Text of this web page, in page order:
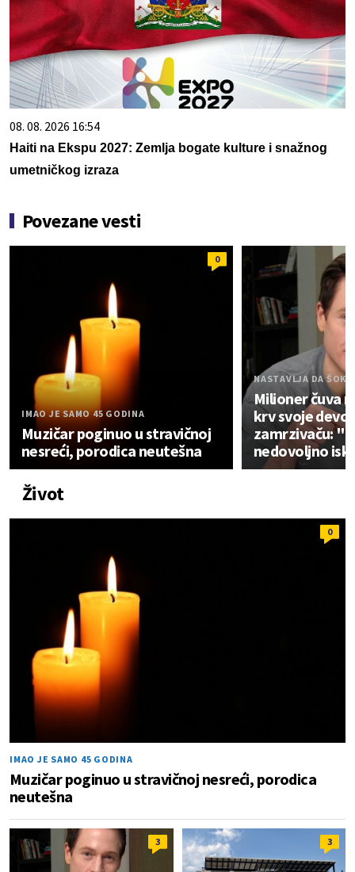
08. 08. 2026 16:54
Haiti na Ekspu 2027: Zemlja bogate kulture i snažnog
umetničkog izraza
Povezane vesti
0
IMAO JE SAMO 45 GODINA
Muzičar poginuo u stravičnoj
nesreći, porodica neutešna
NASTAVLJA DA
Milioner čuva
krv svoje
zamrzivaču:
nedovoljno
Život
0
IMAO JE SAMO 45 GODINA
Muzičar poginuo u stravičnoj nesreći, porodica
neutešna
3 3